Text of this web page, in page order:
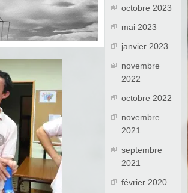
octobre 2023
mai 2023
janvier 2023
novembre
2022
octobre 2022
novembre
2021
septembre
2021
février 2020